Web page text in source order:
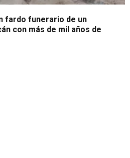
fardo funerario de un
con más de mil años de